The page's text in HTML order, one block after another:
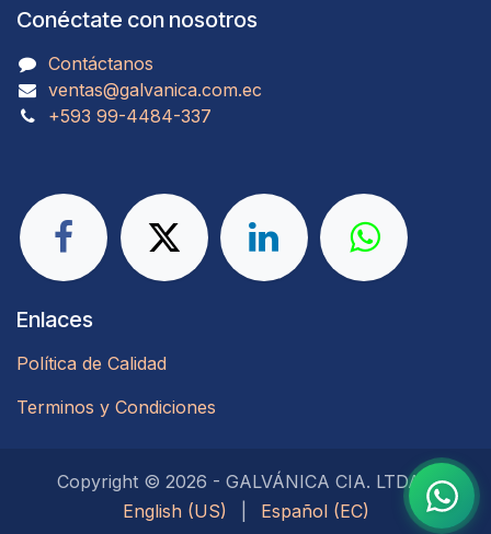
Conéctate con nosotros
Contáctanos
ventas@galvanica.com.ec
​​​​​​​​​​​​+593 99-4484-337​​​
Enlaces
Política de Calidad
Terminos y Condiciones
Copyright © 2026 - GALVÁNICA CIA. LTDA.
English (US)
Español (EC)